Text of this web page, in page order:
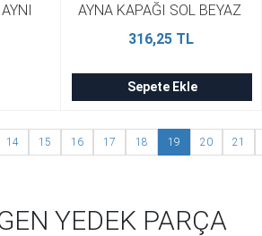
AYNA KAPAĞI SOL BEYAZ
7E1857527G
316,25 TL
Sepete Ekle
14 15 16 17 18 19 20 21
YEDEK PARÇA